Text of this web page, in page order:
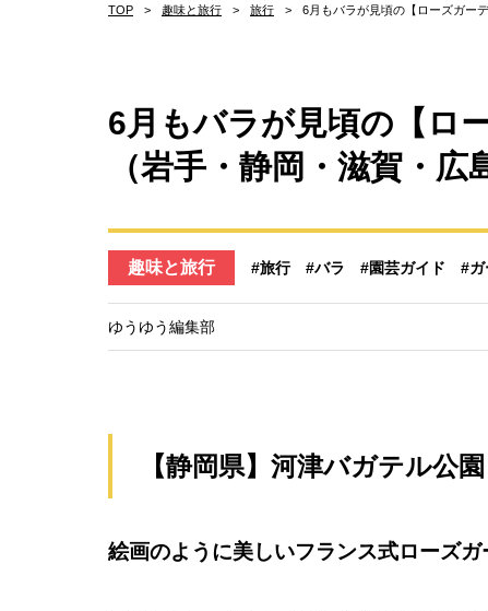
TOP 趣味と旅行 旅行 6月もバラが見頃の【ローズガー
6月もバラが見頃の【ロ
（岩手・静岡・滋賀・広
趣味と旅行 #旅行 #バラ #園芸ガイド #ガ
ゆうゆう編集部
【静岡県】河津バガテル公園
絵画のように美しいフランス式ローズガ